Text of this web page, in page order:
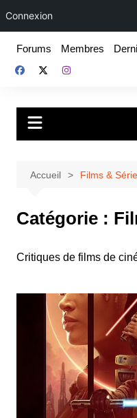
Connexion
contenu
Forums Membres
Fake For Real
Accueil Films &
Catégorie :
Critiques de films de